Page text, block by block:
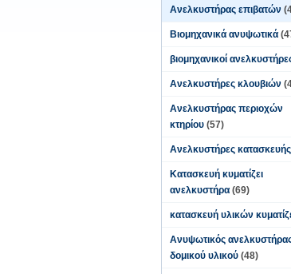
Ανελκυστήρας επιβατών
Βιομηχανικά ανυψωτικά
βιομηχανικοί
Ανελκυστήρες κλουβιών
Ανελκυστήρας περιοχών
κτηρίου (57)
Ανελκυστήρες κατασκευής
Κατασκευή κυματίζει
ανελκυστήρα (69)
κατασκευή υλικών
Ανυψωτικός
δομικού υλικού (48)